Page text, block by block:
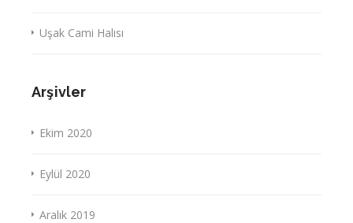
Uşak Cami Halısı
Arşivler
Ekim 2020
Eylül 2020
Aralık 2019